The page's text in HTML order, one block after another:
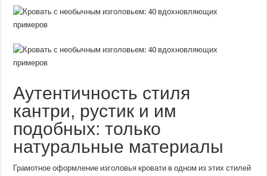
Аутентичность стиля
кантри, рустик и им
подобных: только
натуральные материалы
Грамотное оформление изголовья кровати в одном из этих стилей